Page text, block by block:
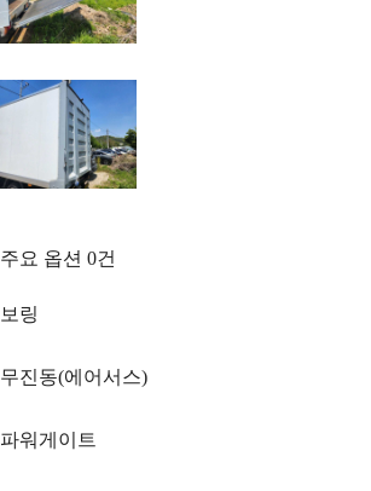
주요 옵션 0건
보링
무진동(에어서스)
파워게이트